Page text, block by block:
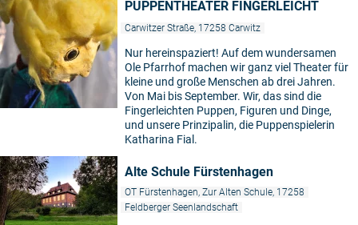
PUPPENTHEATER FINGERLEICHT
Carwitzer Straße, 17258 Carwitz
Nur hereinspaziert! Auf dem wundersamen
Ole Pfarrhof machen wir ganz viel Theater für
kleine und große Menschen ab drei Jahren.
Von Mai bis September. Wir, das sind die
Fingerleichten Puppen, Figuren und Dinge,
und unsere Prinzipalin, die Puppenspielerin
Katharina Fial.
Alte Schule Fürstenhagen
OT Fürstenhagen, Zur Alten Schule, 17258
Feldberger Seenlandschaft